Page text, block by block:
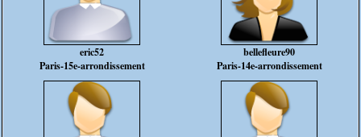
eric52
Paris-15e-arrondissement
bellefleure90
Paris-14e-arrondissement